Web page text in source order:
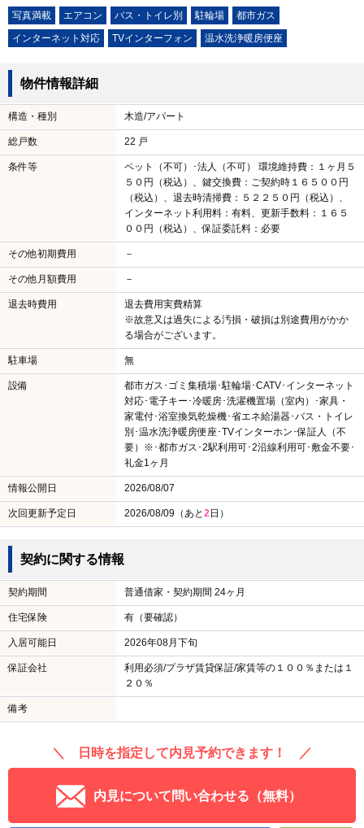
写真満載 エアコン バス・トイレ別 駐輪場
都市ガス
インターネット対応
TVインターフォン 温水洗浄暖房便座
物件情報詳細
構造・種別 木造/アパート
総戸数 22 戸
条件等
ペット（不可）･法人（不可） 環境維持費：１ヶ月５
５０円（税込）、鍵交換費：ご契約時１６５００円
（税込）、退去時清掃費：５２２５０円（税込）、
インターネット利用料：有料、更新手数料：１６５
００円（税込）、保証委託料：必要
その他初期費用 －
その他月額費用 －
退去時費用
退去費用実費精算
※故意又は過失による汚損・破損は別途費用がかか
る場合がございます。
駐車場 無
設備
都市ガス･ゴミ集積場･駐輪場･CATV･インターネット
対応･電子キー･冷暖房･洗濯機置場（室内）･家具・
家電付･浴室換気乾燥機･省エネ給湯器･バス・トイレ
別･温水洗浄暖房便座･TVインターホン･保証人（不
要）※･都市ガス･2駅利用可･2沿線利用可･敷金不要･
礼金1ヶ月
情報公開日 2026/08/07
次回更新予定日 2026/08/09（あと2日）
契約に関する情報
契約期間 普通借家・契約期間 24ヶ月
住宅保険 有（要確認）
入居可能日 2026年08月下旬
保証会社
利用必須/プラザ賃貸保証/家賃等の１００％または１
２０％
備考
＼ 日時を指定して内見予約できます！ ／
内見について問い合わせる（無料）